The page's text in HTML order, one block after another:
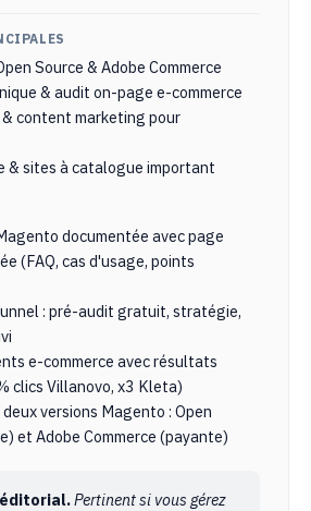
Source & Adobe Commerce
& audit on-page e-commerce
& content marketing pour
& sites à catalogue important
documentée avec page
(FAQ, cas d'usage, points
: pré-audit gratuit, stratégie,
e-commerce avec résultats
clics Villanovo, x3 Kleta)
versions Magento : Open
et Adobe Commerce (payante)
Pertinent si vous gérez